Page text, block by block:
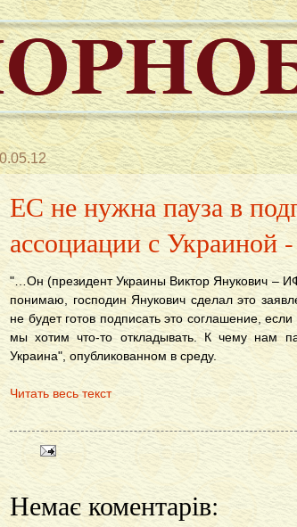
ЕС не нужна пауза в
ассоциации с Украиной
"…Он (президент Украины Виктор Янукович –
понимаю, господин Янукович сделал это
не будет готов подписать это соглашение,
мы хотим что-то откладывать. К чему нам
Украина", опубликованном в среду.
Читать весь текст
Немає коментарів: